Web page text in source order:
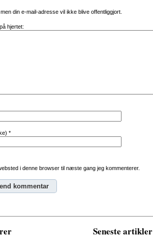
din e-mail-adresse vil ikke blive offentliggjort.
hjertet:
*
i denne browser til næste gang jeg kommenterer.
Seneste artikler